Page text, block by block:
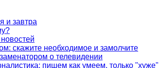
и завтра
скажите необходимое и замолчите
о телевидении
пишем как умеем, только "хуже"